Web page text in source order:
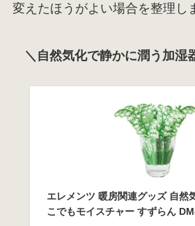
変えたほうがよい場合を整理し
＼自然気化で静かに潤う加湿
エレメンツ 暖房関連グッズ 自然
こでもモイスチャー すずらん